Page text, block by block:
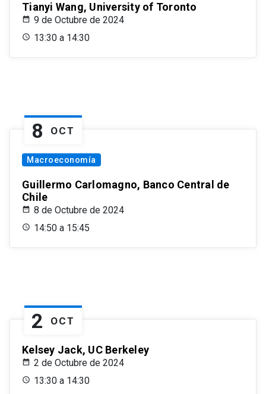
Tianyi Wang, University of Toronto
9 de Octubre de 2024
13:30 a 14:30
8 OCT
Macroeconomía
Guillermo Carlomagno, Banco Central de
Chile
8 de Octubre de 2024
14:50 a 15:45
2 OCT
Kelsey Jack, UC Berkeley
2 de Octubre de 2024
13:30 a 14:30